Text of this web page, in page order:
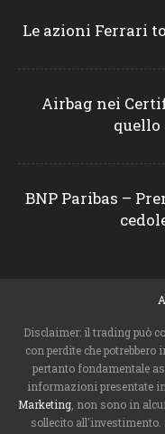
Le azioni Ferrari
Airbag nei
quello
BNP Paribas –
Disclaimer: il trading può
con perdite che
pertanto fondamentale
informazioni presentate
Marketing , non sono in
sollecito